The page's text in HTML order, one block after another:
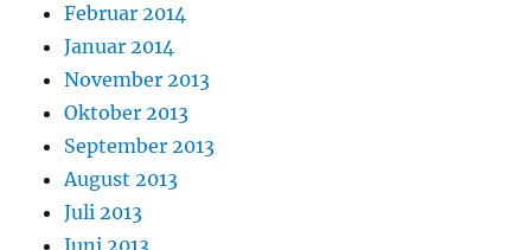
Februar 2014
Januar 2014
November 2013
Oktober 2013
September 2013
August 2013
Juli 2013